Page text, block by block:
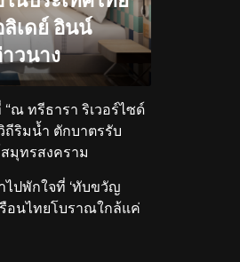
เดย์ อินน์
วนาง
ณ ทรีธารา ริเวอร์ไซด์
ถีริมน้ำ ตักบาตรรับ
มุทรสงคราม
ไปพักใจที่ ‘ทับขวัญ
อนไทยโบราณใกล้แค่